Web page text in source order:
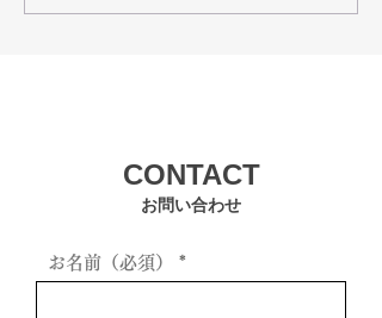
スン予定
お問い合わせ
CONTACT
お名前（必須）